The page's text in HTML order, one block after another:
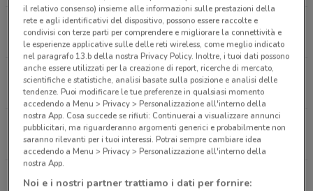
S.S. Consolare Rimini San Marino, 15 Rimini
3 km
CHIUSO
Via Emilia, 150 Rimini
3.2 km
CHIUSO
Via Caduti Di Nassirija, 20 Rimini Sud
3.3 km
CHIUSO
Via Emilia, 150 Rimini Nord
il relativo consenso) insieme alle informazioni sulle prestazioni della
rete e agli identificativi del dispositivo, possono essere raccolte e
condivisi con terze parti per comprendere e migliorare la connettività e
le esperienze applicative sulle delle reti wireless, come meglio indicato
nel paragrafo 13.b della nostra Privacy Policy. Inoltre, i tuoi dati possono
anche essere utilizzati per la creazione di report, ricerche di mercato,
scientifiche e statistiche, analisi basate sulla posizione e analisi delle
tendenze. Puoi modificare le tue preferenze in qualsiasi momento
accedendo a Menu > Privacy > Personalizzazione all'interno della
nostra App. Cosa succede se rifiuti: Continuerai a visualizzare annunci
pubblicitari, ma riguarderanno argomenti generici e probabilmente non
saranno rilevanti per i tuoi interessi. Potrai sempre cambiare idea
accedendo a Menu > Privacy > Personalizzazione all'interno della
nostra App.
Noi e i nostri partner trattiamo i dati per fornire: